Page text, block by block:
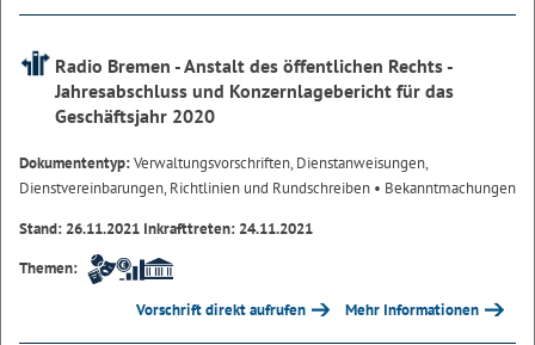
Radio Bremen - Anstalt des öffentlichen Rechts -
Jahresabschluss und Konzernlagebericht für das
Geschäftsjahr 2020
Dokumententyp:Verwaltungsvorschriften, Dienstanweisungen,
Dienstvereinbarungen, Richtlinien und Rundschreiben • Bekanntmachungen
Stand: 26.11.2021 Inkrafttreten: 24.11.2021
Themen:
Vorschrift direkt aufrufen Mehr Informationen